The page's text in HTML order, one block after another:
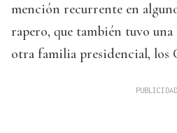
mención recurrente en
rapero, que también tuvo
otra familia presidencial, los